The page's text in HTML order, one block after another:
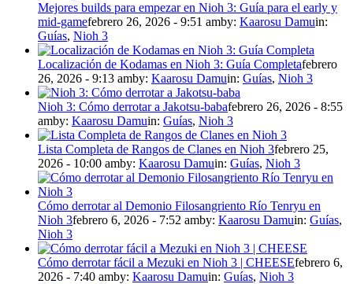
Mejores builds para empezar en Nioh 3: Guía para el early y
mid-gamefebrero 26, 2026 - 9:51 amby: Kaarosu Damuin:
Guías, Nioh 3
Localización de Kodamas en Nioh 3: Guía Completafebrero
26, 2026 - 9:13 amby: Kaarosu Damuin: Guías, Nioh 3
Nioh 3: Cómo derrotar a Jakotsu-babafebrero 26, 2026 - 8:55
amby: Kaarosu Damuin: Guías, Nioh 3
Lista Completa de Rangos de Clanes en Nioh 3febrero 25,
2026 - 10:00 amby: Kaarosu Damuin: Guías, Nioh 3
Cómo derrotar al Demonio Filosangriento Río Tenryu en
Nioh 3febrero 6, 2026 - 7:52 amby: Kaarosu Damuin: Guías,
Nioh 3
Cómo derrotar fácil a Mezuki en Nioh 3 | CHEESEfebrero 6,
2026 - 7:40 amby: Kaarosu Damuin: Guías, Nioh 3